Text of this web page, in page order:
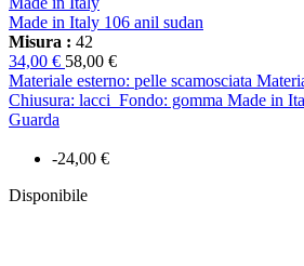
-24,00 €
Disponibile
Made in Italy 106 anil sudan
Misura : 42
34,00 € 58,00 €
Materiale esterno: pelle scamosciata
Chiusura: lacci Fondo: gomma Made in
Guarda